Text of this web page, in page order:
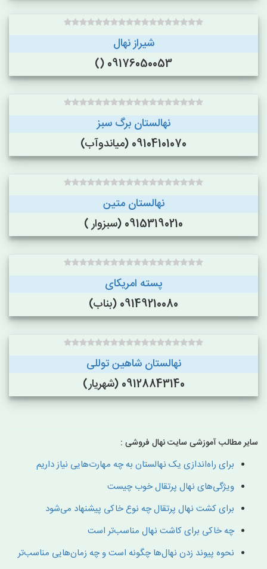
شیراز نهال
09176050053 ()
نهالستان برگ سبز
09104101070 (میاندوآب)
نهالستان متین
09153190210 (سبزوار )
پسته امریکای
09149210080 (بناب)
نهالستان شاهین توللی
09128843140 (شهریار)
سایر مطالب آموزشی سایت نهال فروشی :
برای راه‌اندازی یک نهالستان به چه مهارت‌هایی نیاز داریم
ویژگی‌های نهال پرتقال خوب چیست
برای کشت نهال پرتقال چه نوع خاکی پیشنهاد می‌شود
چه خاکی برای کاشت نهال مناسب‌تر است
نحوه پیوند زدن نهال‌ها چگونه است و چه زمان‌هایی مناسب‌تر